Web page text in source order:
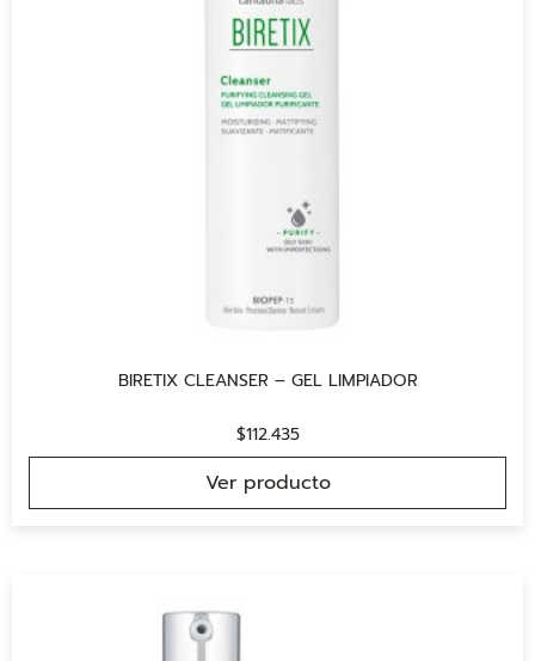
BIRETIX CLEANSER – GEL LIMPIADOR
$112.435
Ver producto